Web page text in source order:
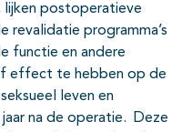
lijken postoperatieve
revalidatie programma’s
functie en andere
effect te hebben op de
leven en
na de operatie. Deze